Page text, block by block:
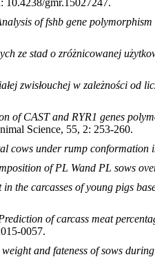
of fshb gene
ze stad o zróżnicowanej
zwisłouchej w zależności od
of CAST and RYR1 genes
Science, 55, 2: 253-260.
cows under rump conformation
of PL Wand PL sows
the carcasses of young pigs
of carcass meat
0057.
and fateness of sows